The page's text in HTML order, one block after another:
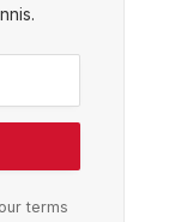
terms